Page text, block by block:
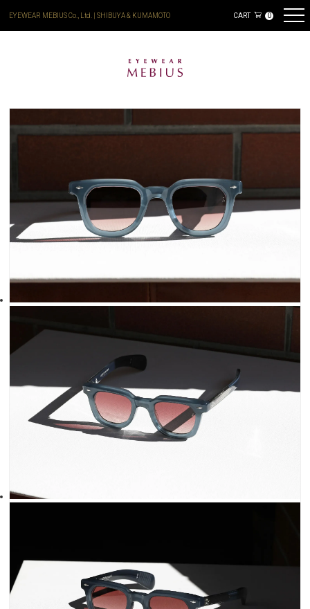
EYEWEAR MEBIUS Co., Ltd. | SHIBUYA & KUMAMOTO CART 0